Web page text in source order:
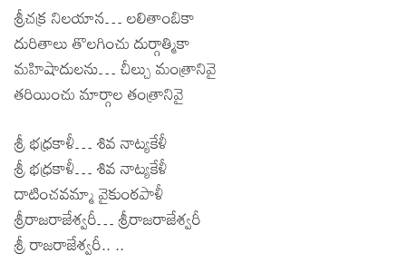
శ్రీచక్ర నిలయాన… లలితాంబికా
దురితాలు తొలగించు దుర్గాత్మికా
మహిషాదులను… చీల్చు మంత్రానివై
తరియించు మార్గాల తంత్రానివై
శ్రీ భధ్రకాళీ… శివ నాట్యకేళీ
శ్రీ భధ్రకాళీ… శివ నాట్యకేళీ
దాటించవమ్మా వైకుంఠపాళీ
శ్రీరాజరాజేశ్వరీ… శ్రీరాజరాజేశ్వరీ
శ్రీ రాజరాజేశ్వరీ.. ..